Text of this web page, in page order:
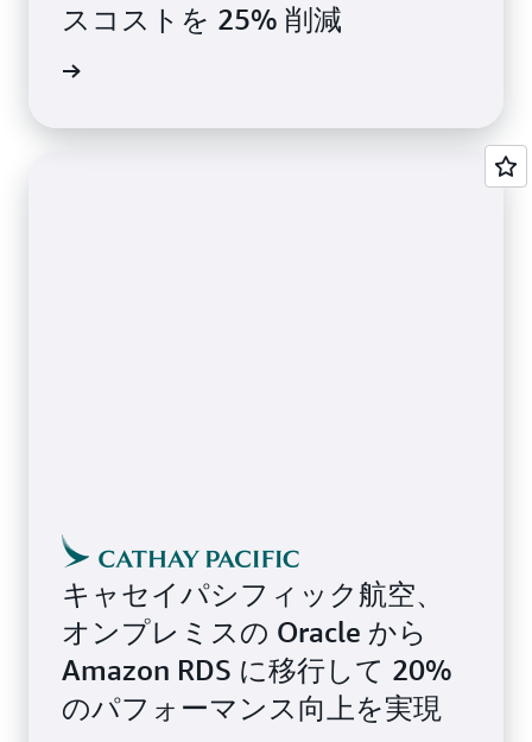
スコストを 25% 削減
キャセイパシフィック航空、
オンプレミスの Oracle から
Amazon RDS に移行して 20%
のパフォーマンス向上を実現